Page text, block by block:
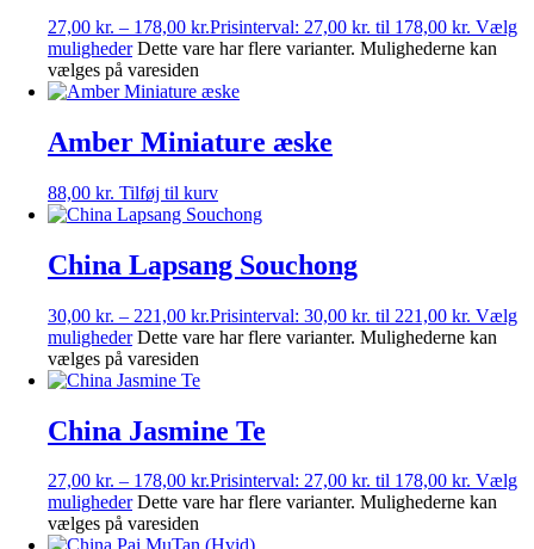
27,00 kr. – 178,00 kr.Prisinterval: 27,00 kr. til 178,00 kr. Vælg
muligheder Dette vare har flere varianter. Mulighederne kan
vælges på varesiden
Amber Miniature æske
88,00 kr. Tilføj til kurv
China Lapsang Souchong
30,00 kr. – 221,00 kr.Prisinterval: 30,00 kr. til 221,00 kr. Vælg
muligheder Dette vare har flere varianter. Mulighederne kan
vælges på varesiden
China Jasmine Te
27,00 kr. – 178,00 kr.Prisinterval: 27,00 kr. til 178,00 kr. Vælg
muligheder Dette vare har flere varianter. Mulighederne kan
vælges på varesiden